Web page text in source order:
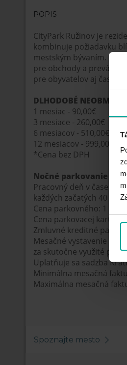
POPIS
CityPark Ružinov je
kombinuje požiadavku
mestským bývaním.
pre obchody a
pre obyvatelov aj časť
DLHODOBÉ
1 mesiac - 90,00€
3 mesiace - 260,00€
6 mesiacov - 510,00€
12 mesiacov - 999,00€
*Cena bez DPH
Nočné parkovanie
Pracovný deň v čase od
každých začatých 40
Cena parkovného: 1
Cena parkovacej karty je
Zmluvné kreditné
Mesačné vystavenie
za skutočne využité
Uplatňuje sa sadzba
Minimálna mesačná
Maximálna mesačná
Spoznajte mesto